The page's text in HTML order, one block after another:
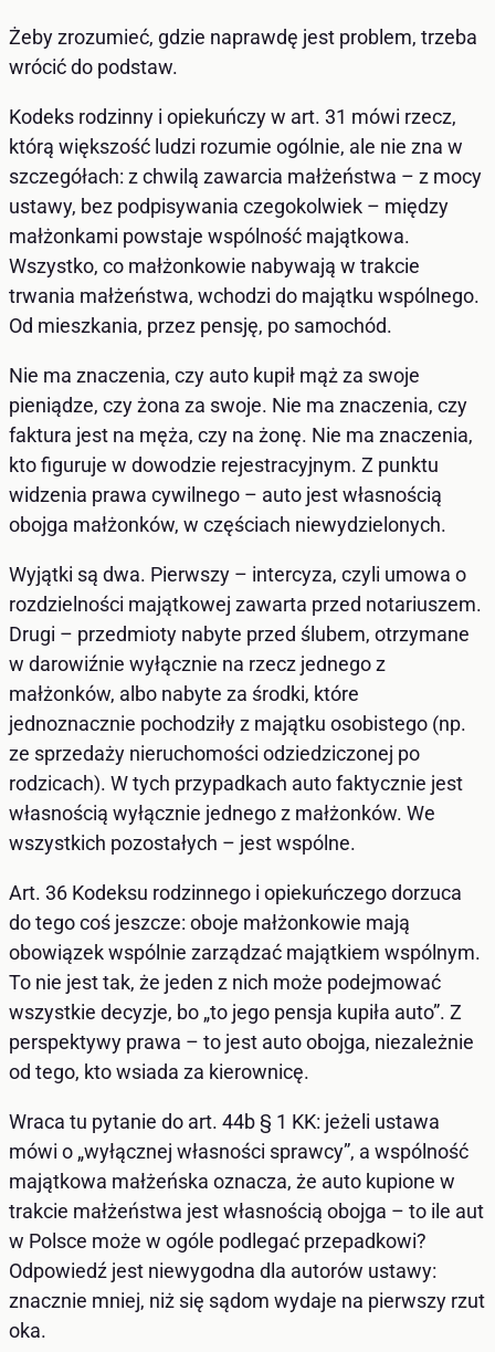
Żeby zrozumieć, gdzie naprawdę jest problem, trzeba
wrócić do podstaw.
Kodeks rodzinny i opiekuńczy w art. 31 mówi rzecz,
którą większość ludzi rozumie ogólnie, ale nie zna w
szczegółach: z chwilą zawarcia małżeństwa – z mocy
ustawy, bez podpisywania czegokolwiek – między
małżonkami powstaje wspólność majątkowa.
Wszystko, co małżonkowie nabywają w trakcie
trwania małżeństwa, wchodzi do majątku wspólnego.
Od mieszkania, przez pensję, po samochód.
Nie ma znaczenia, czy auto kupił mąż za swoje
pieniądze, czy żona za swoje. Nie ma znaczenia, czy
faktura jest na męża, czy na żonę. Nie ma znaczenia,
kto figuruje w dowodzie rejestracyjnym. Z punktu
widzenia prawa cywilnego – auto jest własnością
obojga małżonków, w częściach niewydzielonych.
Wyjątki są dwa. Pierwszy – intercyza, czyli umowa o
rozdzielności majątkowej zawarta przed notariuszem.
Drugi – przedmioty nabyte przed ślubem, otrzymane
w darowiźnie wyłącznie na rzecz jednego z
małżonków, albo nabyte za środki, które
jednoznacznie pochodziły z majątku osobistego (np.
ze sprzedaży nieruchomości odziedziczonej po
rodzicach). W tych przypadkach auto faktycznie jest
własnością wyłącznie jednego z małżonków. We
wszystkich pozostałych – jest wspólne.
Art. 36 Kodeksu rodzinnego i opiekuńczego dorzuca
do tego coś jeszcze: oboje małżonkowie mają
obowiązek wspólnie zarządzać majątkiem wspólnym.
To nie jest tak, że jeden z nich może podejmować
wszystkie decyzje, bo „to jego pensja kupiła auto”. Z
perspektywy prawa – to jest auto obojga, niezależnie
od tego, kto wsiada za kierownicę.
Wraca tu pytanie do art. 44b § 1 KK: jeżeli ustawa
mówi o „wyłącznej własności sprawcy”, a wspólność
majątkowa małżeńska oznacza, że auto kupione w
trakcie małżeństwa jest własnością obojga – to ile aut
w Polsce może w ogóle podlegać przepadkowi?
Odpowiedź jest niewygodna dla autorów ustawy:
znacznie mniej, niż się sądom wydaje na pierwszy rzut
oka.